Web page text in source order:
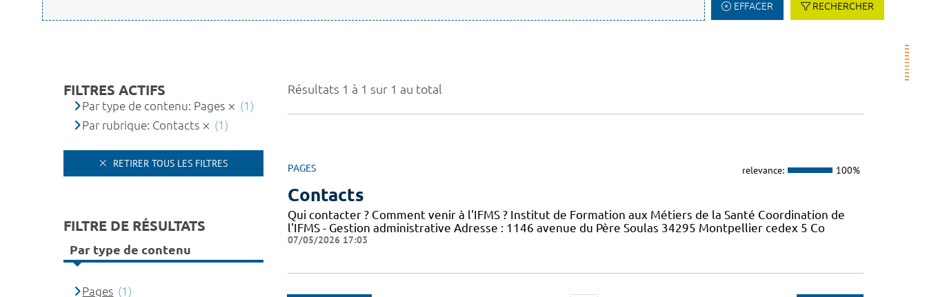
EFFACER RECHERCHER
Résultats 1 à 1 sur 1 au total
PAGES relevance: 100%
Contacts
Qui contacter ? Comment venir à l'IFMS ? Institut de Formation aux Métiers de la Santé Coordination de
l'IFMS - Gestion administrative Adresse : 1146 avenue du Père Soulas 34295 Montpellier cedex 5 Co
07/05/2026 17:03
FILTRES ACTIFS
Par type de contenu: Pages
(1)
Par rubrique: Contacts
(1)
RETIRER TOUS LES FILTRES
FILTRE DE RÉSULTATS
Par type de contenu
Pages (1)